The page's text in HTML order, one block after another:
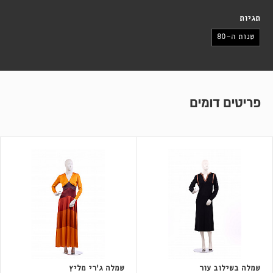
תגיות
שנות ה-80
פריטים דומים
שמלה בשילוב עור
שמלה ג'רי מליץ